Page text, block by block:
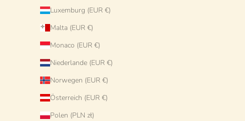
Luxemburg (EUR €)
Malta (EUR €)
Monaco (EUR €)
Niederlande (EUR €)
Norwegen (EUR €)
Österreich (EUR €)
Polen (PLN zł)
Handgefertigte Pastaschale 25
cm | Cappello di Prete
20 cm | Kleiner Keramikteller